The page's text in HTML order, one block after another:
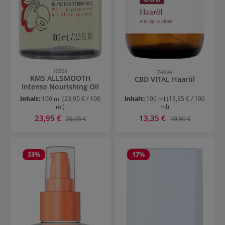
19556
KMS ALLSMOOTH
Intense Nourishing Oil
Inhalt: 100 ml (23,95 € / 100
ml)
Verkaufspreis:
23,95 € Regulärer Preis:
26,95 €
74034
CBD VITAL Haaröl
Inhalt: 100 ml (13,35 € / 100
ml)
Verkaufspreis:
13,35 € Regulärer Preis:
19,90 €
33% 17%